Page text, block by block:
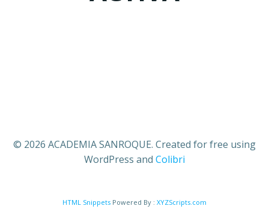
© 2026 ACADEMIA SANROQUE. Created for free using
WordPress and Colibri
HTML Snippets Powered By : XYZScripts.com